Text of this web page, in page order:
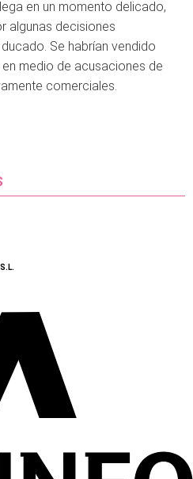
en un momento delicado,
algunas decisiones
Se habrían vendido
medio de acusaciones de
comerciales.